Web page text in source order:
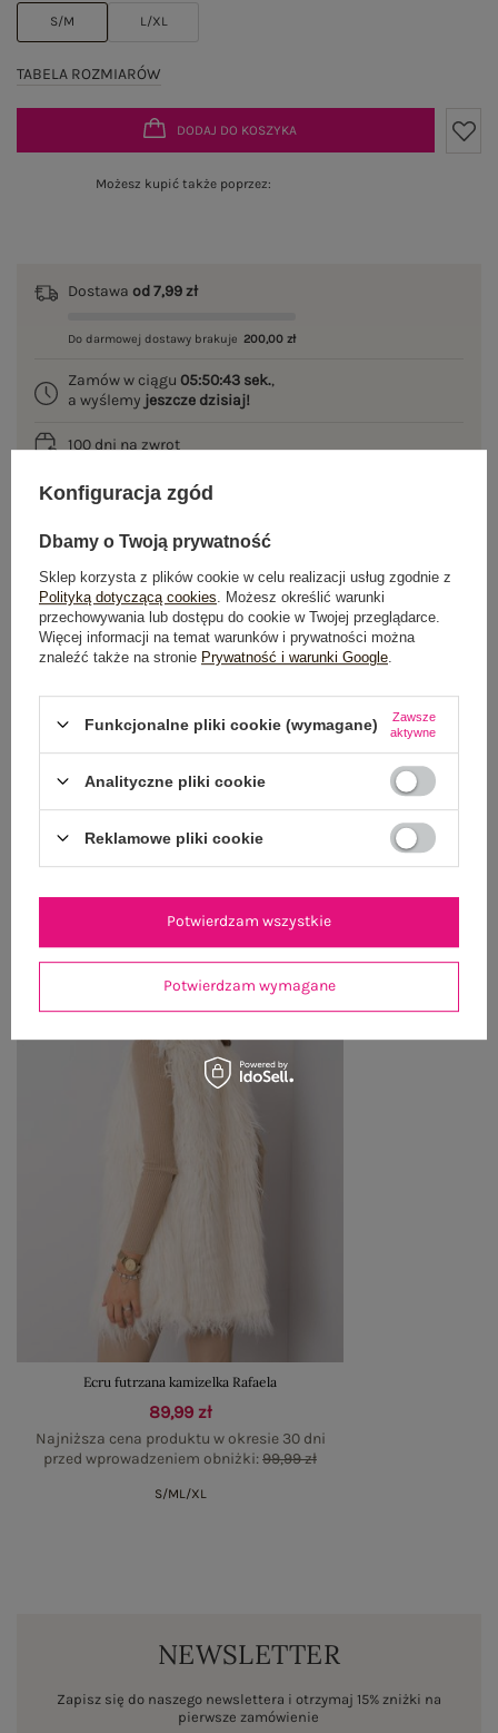
S/M L/XL
TABELA ROZMIARÓW
DODAJ DO KOSZYKA
Możesz kupić także poprzez:
Dostawa od 7,99 zł
Do darmowej dostawy brakuje 200,00 zł
Zamów w ciągu 05:50:43 sek.,
a wyślemy jeszcze dzisiaj!
100 dni na zwrot
OPIS PRODUKTU
GŁÓWNE PARAMETRY
OPINIE O PRODUKCIE (1)
WYSYŁKA I DOSTAWA
ZWROTY I REKLAMACJE
OSTATNIO OGLĄDANE
Ecru futrzana kamizelka Rafaela
89,99 zł
Najniższa cena produktu w okresie 30 dni
przed wprowadzeniem obniżki:99,99 zł
S/ML/XL
NEWSLETTER
Zapisz się do naszego newslettera i otrzymaj 15% zniżki na
pierwsze zamówienie
Konfiguracja zgód
Dbamy o Twoją prywatność
Sklep korzysta z plików cookie w celu realizacji usług zgodnie z
Polityką dotyczącą cookies . Możesz określić warunki
przechowywania lub dostępu do cookie w Twojej przeglądarce.
Więcej informacji na temat warunków i prywatności można
znaleźć także na stronie Prywatność i warunki Google
Funkcjonalne pliki cookie (wymagane)
Zawsze
aktywne
Analityczne pliki cookie
Reklamowe pliki cookie
Potwierdzam wymagane
Potwierdzam wszystkie